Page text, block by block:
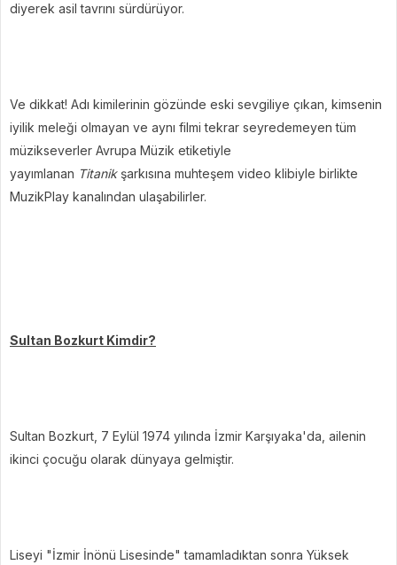
diyerek asil tavrını sürdürüyor.
Ve dikkat! Adı kimilerinin gözünde eski sevgiliye çıkan, kimsenin
iyilik meleği olmayan ve aynı filmi tekrar seyredemeyen tüm
müzikseverler Avrupa Müzik etiketiyle
yayımlanan Titanikşarkısına muhteşem video klibiyle birlikte
MuzikPlay kanalından ulaşabilirler.
Sultan Bozkurt Kimdir?
Sultan Bozkurt, 7 Eylül 1974 yılında İzmir Karşıyaka'da, ailenin
ikinci çocuğu olarak dünyaya gelmiştir.
Liseyi "İzmir İnönü Lisesinde" tamamladıktan sonra Yüksek